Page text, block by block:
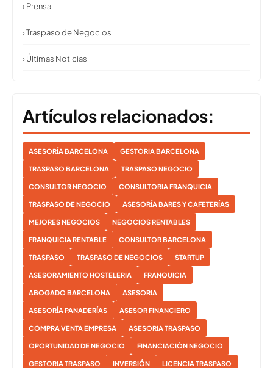
› Prensa
› Traspaso de Negocios
› Últimas Noticias
Artículos relacionados:
ASESORÍA BARCELONA GESTORIA BARCELONA
TRASPASO BARCELONA TRASPASO NEGOCIO
CONSULTOR NEGOCIO CONSULTORIA FRANQUICIA
TRASPASO DE NEGOCIO ASESORÍA BARES Y CAFETERÍAS
MEJORES NEGOCIOS NEGOCIOS RENTABLES
FRANQUICIA RENTABLE CONSULTOR BARCELONA
TRASPASO TRASPASO DE NEGOCIOS STARTUP
ASESORAMIENTO HOSTELERIA FRANQUICIA
ABOGADO BARCELONA ASESORIA
ASESORÍA PANADERÍAS ASESOR FINANCIERO
COMPRA VENTA EMPRESA ASESORIA TRASPASO
OPORTUNIDAD DE NEGOCIO FINANCIACIÓN NEGOCIO
GESTORIA TRASPASO INVERSIÓN LICENCIA TRASPASO